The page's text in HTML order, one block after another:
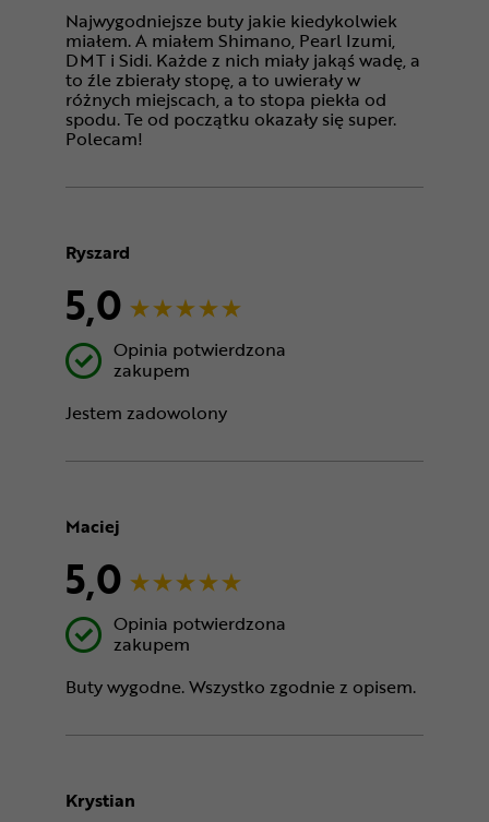
Najwygodniejsze buty jakie kiedykolwiek
miałem. A miałem Shimano, Pearl Izumi,
DMT i Sidi. Każde z nich miały jakąś wadę, a
to źle zbierały stopę, a to uwierały w
różnych miejscach, a to stopa piekła od
spodu. Te od początku okazały się super.
Polecam!
Ryszard
5,0
Opinia potwierdzona
zakupem
Jestem zadowolony
Maciej
5,0
Opinia potwierdzona
zakupem
Buty wygodne. Wszystko zgodnie z opisem.
Krystian